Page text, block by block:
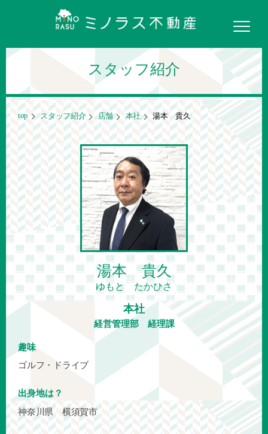
スタッフ紹介
top スタッフ紹介 店舗 本社 湯本 貴久
湯本 貴久
ゆもと たかひさ
本社
経営管理部 経理課
趣味
ゴルフ・ドライブ
出身地は？
神奈川県 横須賀市